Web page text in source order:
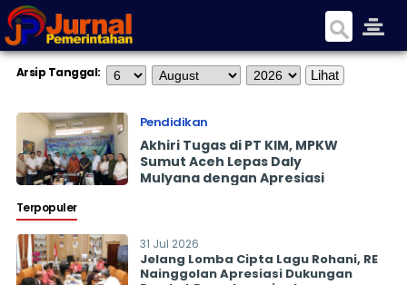
Arsip Tanggal:
Pendidikan
Akhiri Tugas di PT KIM, MPKW
Sumut Aceh Lepas Daly
Mulyana dengan Apresiasi
Terpopuler
31 Jul 2026
Jelang Lomba Cipta Lagu Rohani, RE
Nainggolan Apresiasi Dukungan